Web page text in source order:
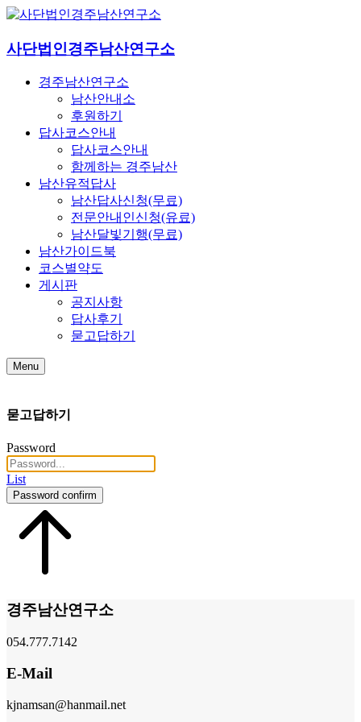
사단법인경주남산연구소
경주남산연구소
남산안내소
후원하기
답사코스안내
답사코스안내
함께하는 경주남산
남산유적답사
남산답사신청(무료)
전문안내인신청(유료)
남산달빛기행(무료)
남산가이드북
코스별약도
게시판
공지사항
답사후기
묻고답하기
Menu
묻고답하기
Password
List
Password confirm
경주남산연구소
054.777.7142
E-Mail
kjnamsan@hanmail.net